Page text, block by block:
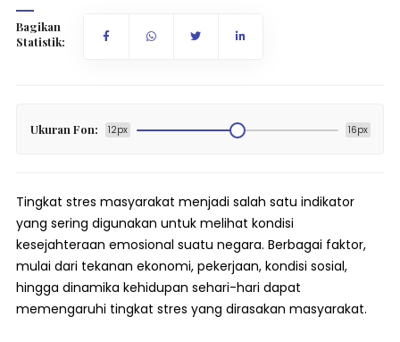
Bagikan
Statistik:
Ukuran Fon: 12px 16px
Tingkat stres masyarakat menjadi salah satu indikator
yang sering digunakan untuk melihat kondisi
kesejahteraan emosional suatu negara. Berbagai faktor,
mulai dari tekanan ekonomi, pekerjaan, kondisi sosial,
hingga dinamika kehidupan sehari-hari dapat
memengaruhi tingkat stres yang dirasakan masyarakat.